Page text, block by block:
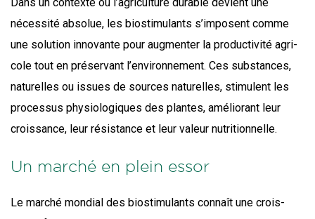
néces­si­té abso­lue, les bio­sti­mu­lants s’im­posent comme
une solu­tion inno­vante pour aug­men­ter la pro­duc­ti­vi­té agri­
cole tout en pré­ser­vant l’en­vi­ron­ne­ment. Ces sub­stances,
natu­relles ou issues de sources natu­relles, sti­mulent les
pro­ces­sus phy­sio­lo­giques des plantes, amé­lio­rant leur
crois­sance, leur résis­tance et leur valeur nutritionnelle.
Un marché en plein essor
Le mar­ché mon­dial des bio­sti­mu­lants connaît une crois­